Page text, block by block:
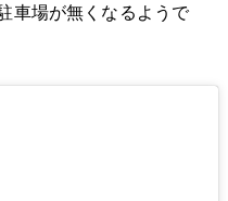
車場が無くなるようで